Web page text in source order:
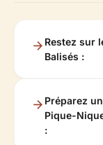
Restez sur
Balisés :
Préparez un
Pique-
: